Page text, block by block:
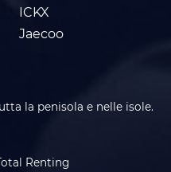
ICKX
Jaecoo
la penisola e nelle isole.
Renting